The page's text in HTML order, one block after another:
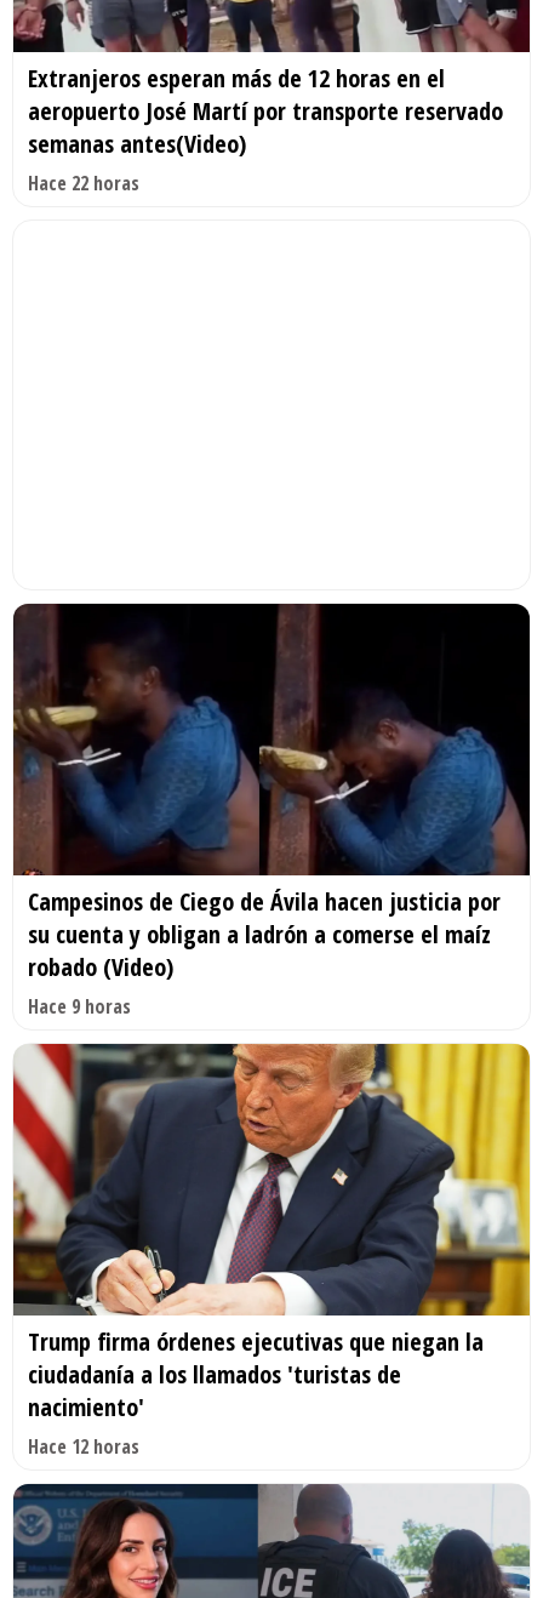
Extranjeros esperan más de 12 horas en el
aeropuerto José Martí por transporte reservado
semanas antes(Video)
Hace 22 horas
Campesinos de Ciego de Ávila hacen justicia por
su cuenta y obligan a ladrón a comerse el maíz
robado (Video)
Hace 9 horas
Trump firma órdenes ejecutivas que niegan la
ciudadanía a los llamados 'turistas de
nacimiento'
Hace 12 horas